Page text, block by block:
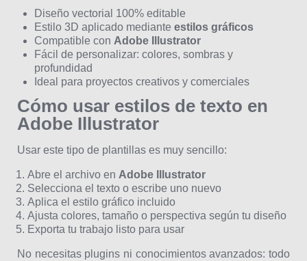
Diseño vectorial 100% editable
Estilo 3D aplicado mediante estilos gráficos
Compatible con Adobe Illustrator
Fácil de personalizar: colores, sombras y
profundidad
Ideal para proyectos creativos y comerciales
Cómo usar estilos de texto en
Adobe Illustrator
Usar este tipo de plantillas es muy sencillo:
Abre el archivo en Adobe Illustrator
Selecciona el texto o escribe uno nuevo
Aplica el estilo gráfico incluido
Ajusta colores, tamaño o perspectiva según tu diseño
Exporta tu trabajo listo para usar
No necesitas plugins ni conocimientos avanzados: todo